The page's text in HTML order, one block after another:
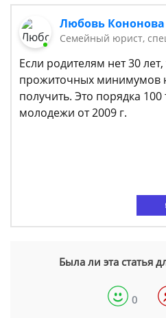
Любовь Кононова
Семейный юрист,
Если родителям нет 30 лет,
прожиточных минимумов
получить. Это порядка
молодежи от 2009 г.
Была ли эта статья
0